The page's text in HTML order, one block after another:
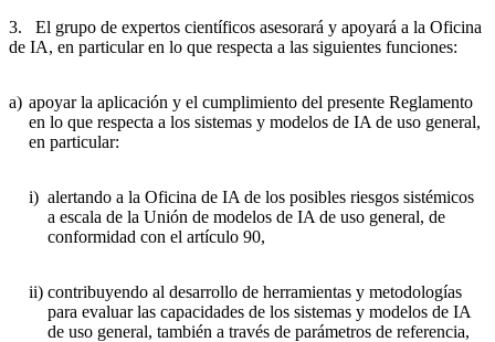
3. El grupo de expertos científicos asesorará y apoyará a la Oficina
de IA, en particular en lo que respecta a las siguientes funciones:
a) apoyar la aplicación y el cumplimiento del presente Reglamento
en lo que respecta a los sistemas y modelos de IA de uso general,
en particular:
i) alertando a la Oficina de IA de los posibles riesgos sistémicos
a escala de la Unión de modelos de IA de uso general, de
conformidad con el artículo 90,
ii) contribuyendo al desarrollo de herramientas y metodologías
para evaluar las capacidades de los sistemas y modelos de IA
de uso general, también a través de parámetros de referencia,